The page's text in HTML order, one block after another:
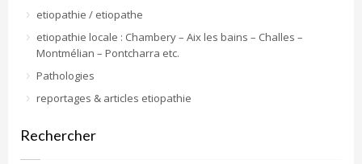
etiopathie / etiopathe
etiopathie locale : Chambery – Aix les bains – Challes –
Montmélian – Pontcharra etc.
Pathologies
reportages & articles etiopathie
Rechercher